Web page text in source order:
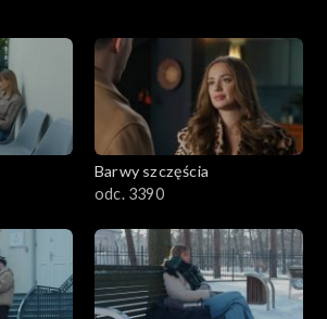
Barwy szczęścia
odc. 3390